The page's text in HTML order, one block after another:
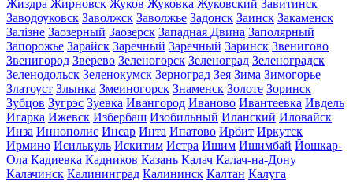
Жиздра Жирновск Жуков Жуковка Жуковский Завитинск
Заводоуковск Заволжск Заволжье Задонск Заинск Закаменск
Залізне Заозерный Заозерск Западная Двина Заполярный
Запорожье Зарайск Заречный Заречный Заринск Звенигово
Звенигород Зверево Зеленогорск Зеленоград Зеленоградск
Зеленодольск Зеленокумск Зерноград Зея Зима Зимогорье
Златоуст Злынка Змеиногорск Знаменск Золоте Зоринск
Зубцов Зугрэс Зуевка Ивангород Иваново Ивантеевка Ивдель
Игарка Ижевск Избербаш Изобильный Иланский Иловайск
Инза Иннополис Инсар Инта Ипатово Ирбит Иркутск
Ирмино Исилькуль Искитим Истра Ишим Ишимбай Йошкар-
Ола Кадиевка Кадников Казань Калач Калач-на-Дону
Калачинск Калининград Калининск Калтан Калуга